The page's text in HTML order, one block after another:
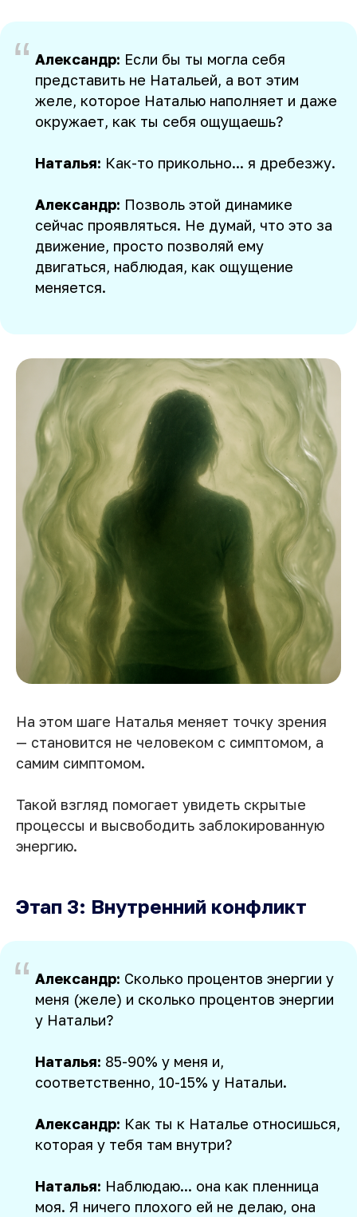
“ Александр: Если бы ты могла себя
представить не Натальей, а вот этим
желе, которое Наталью наполняет и даже
окружает, как ты себя ощущаешь?
Наталья: Как-то прикольно... я дребезжу.
Александр: Позволь этой динамике
сейчас проявляться. Не думай, что это за
движение, просто позволяй ему
двигаться, наблюдая, как ощущение
меняется.
На этом шаге Наталья меняет точку зрения
— становится не человеком с симптомом, а
самим симптомом.
Такой взгляд помогает увидеть скрытые
процессы и высвободить заблокированную
энергию.
Этап 3: Внутренний конфликт
“ Александр: Сколько процентов энергии у
меня (желе) и сколько процентов энергии
у Натальи?
Наталья: 85-90% у меня и,
соответственно, 10-15% у Натальи.
Александр: Как ты к Наталье относишься,
которая у тебя там внутри?
Наталья: Наблюдаю... она как пленница
моя. Я ничего плохого ей не делаю, она